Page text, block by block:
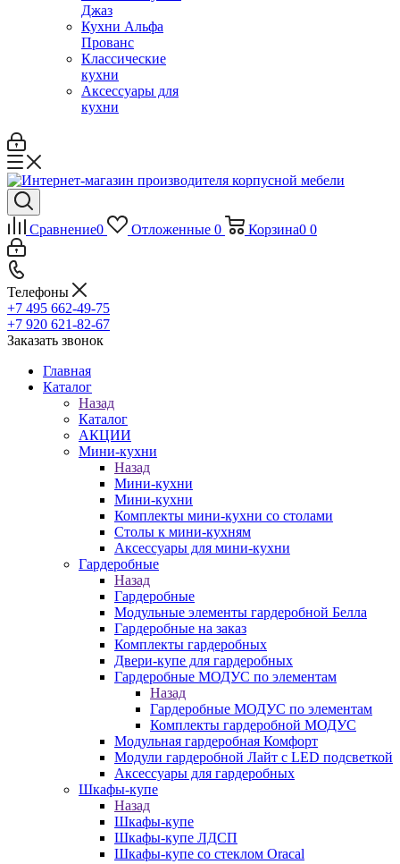
Джаз
Кухни Альфа
Прованс
Классические
кухни
Аксессуары для
кухни
Сравнение0 Отложенные 0 Корзина0 0
Телефоны
+7 495 662-49-75
+7 920 621-82-67
Заказать звонок
Главная
Каталог
Назад
Каталог
АКЦИИ
Мини-кухни
Назад
Мини-кухни
Мини-кухни
Комплекты мини-кухни со столами
Столы к мини-кухням
Аксессуары для мини-кухни
Гардеробные
Назад
Гардеробные
Модульные элементы гардеробной Белла
Гардеробные на заказ
Комплекты гардеробных
Двери-купе для гардеробных
Гардеробные МОДУС по элементам
Назад
Гардеробные МОДУС по элементам
Комплекты гардеробной МОДУС
Модульная гардеробная Комфорт
Модули гардеробной Лайт с LED подсветкой
Аксессуары для гардеробных
Шкафы-купе
Назад
Шкафы-купе
Шкафы-купе ЛДСП
Шкафы-купе со стеклом Oracal